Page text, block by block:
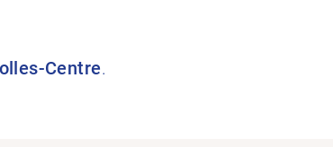
Centre.